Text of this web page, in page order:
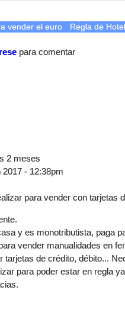
vender el euro Regla de
para comentar
2 meses
2017 - 12:38pm
para vender con tarjetas
y es monotributista, paga
vender manualidades en
tarjetas de crédito, débito...
para poder estar en regla